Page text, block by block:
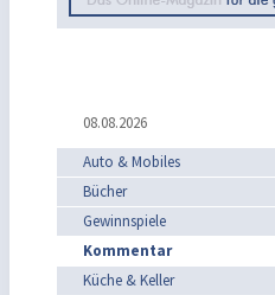
08.08.2026
Auto & Mobiles
Bücher
Gewinnspiele
Kommentar
Küche & Keller